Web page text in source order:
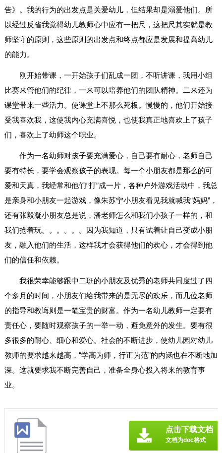
告》。我的行为的出发点是关爱幼儿，但结果却是溺爱他们。所
以经过反省我觉得幼儿教师心中应有一把尺，这把尺其实就是教
师坚守的原则，这些原则的出发点和终点都应是发展和提高幼儿
的能力。
刚开始带课，一开始孩子们乱成一团，不听讲课，我用小组
比赛来管他们的纪律，一来可以培养他们的团队精神。二来还为
课堂带来一些活力。使课堂上不那么死板。慢慢的，他们开始接
受我喜欢我，这使我内心充满喜悦，也使我真正地喜欢上了孩子
们，喜欢上了幼师这个职业。
作为一名幼师对孩子要充满爱心，自己要有耐心，老师自己
要有特长，要学会观察孩子的表现。每一个小朋友都是那么的可
爱和天真，我经常和他们“打”成一片，各种户外游戏活动中，我总
是亲身和小朋友一起游戏，像朱苏宁小朋友看见我就喊我“妈妈”，
还有张毅凝小朋友总是说，潘老师怎么和我们小孩子一样的，和
我们抢着玩。。。。。。因为我知道，只有试着让自己变成小朋
友，融入他们的生活，这样我才会获得他们的欢心，才会得到他
们的信任和依赖。
我很荣幸能够跟中二班的小朋友及优秀的老师共同度过了四
个多月的时间，小朋友们给我带来的是无尽的欢乐，而几位老师
的指导和教诲则是一笔宝贵的财富。作为一名幼儿教师一定要有
责任心，要随时观察孩子的一举一动，避免意外的发生。要有很
多很多的耐心、细心和爱心。社会的不断进步，使幼儿园对幼儿
教师的要求越来越高，“学高为师，行正为范”的内涵也在不断地加
深。这就要求我不断完善自己，准备全身心投入将来的教育事
业。
点击下载文档
文档为doc格式